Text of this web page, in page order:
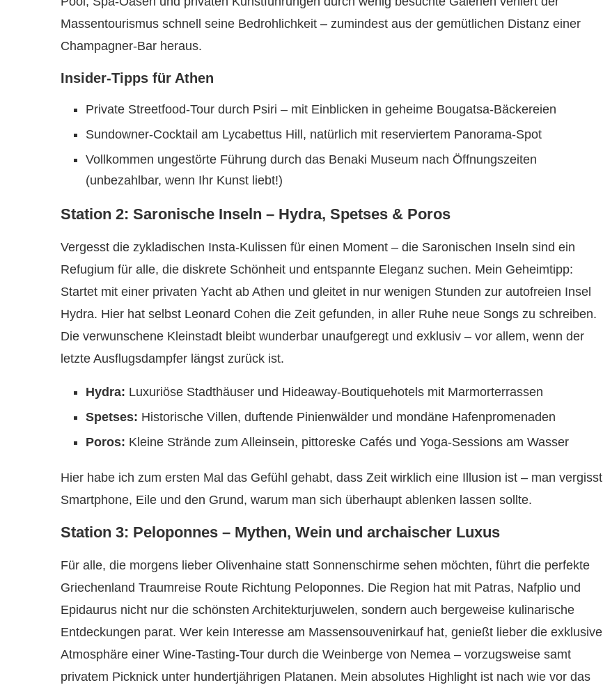
Massentourismus schnell seine Bedrohlichkeit – zumindest aus der gemütlichen Distanz einer
Champagner-Bar heraus.
Insider-Tipps für Athen
Private Streetfood-Tour durch Psiri – mit Einblicken in geheime Bougatsa-Bäckereien
Sundowner-Cocktail am Lycabettus Hill, natürlich mit reserviertem Panorama-Spot
Vollkommen ungestörte Führung durch das Benaki Museum nach Öffnungszeiten
(unbezahlbar, wenn Ihr Kunst liebt!)
Station 2: Saronische Inseln – Hydra, Spetses & Poros
Vergesst die zykladischen Insta-Kulissen für einen Moment – die Saronischen Inseln sind ein
Refugium für alle, die diskrete Schönheit und entspannte Eleganz suchen. Mein Geheimtipp:
Startet mit einer privaten Yacht ab Athen und gleitet in nur wenigen Stunden zur autofreien Insel
Hydra. Hier hat selbst Leonard Cohen die Zeit gefunden, in aller Ruhe neue Songs zu schreiben.
Die verwunschene Kleinstadt bleibt wunderbar unaufgeregt und exklusiv – vor allem, wenn der
letzte Ausflugsdampfer längst zurück ist.
Hydra: Luxuriöse Stadthäuser und Hideaway-Boutiquehotels mit Marmorterrassen
Spetses: Historische Villen, duftende Pinienwälder und mondäne Hafenpromenaden
Poros: Kleine Strände zum Alleinsein, pittoreske Cafés und Yoga-Sessions am Wasser
Hier habe ich zum ersten Mal das Gefühl gehabt, dass Zeit wirklich eine Illusion ist – man vergisst
Smartphone, Eile und den Grund, warum man sich überhaupt ablenken lassen sollte.
Station 3: Peloponnes – Mythen, Wein und archaischer Luxus
Für alle, die morgens lieber Olivenhaine statt Sonnenschirme sehen möchten, führt die perfekte
Griechenland Traumreise Route Richtung Peloponnes. Die Region hat mit Patras, Nafplio und
Epidaurus nicht nur die schönsten Architekturjuwelen, sondern auch bergeweise kulinarische
Entdeckungen parat. Wer kein Interesse am Massensouvenirkauf hat, genießt lieber die exklusive
Atmosphäre einer Wine-Tasting-Tour durch die Weinberge von Nemea – vorzugsweise samt
privatem Picknick unter hundertjährigen Platanen. Mein absolutes Highlight ist nach wie vor das